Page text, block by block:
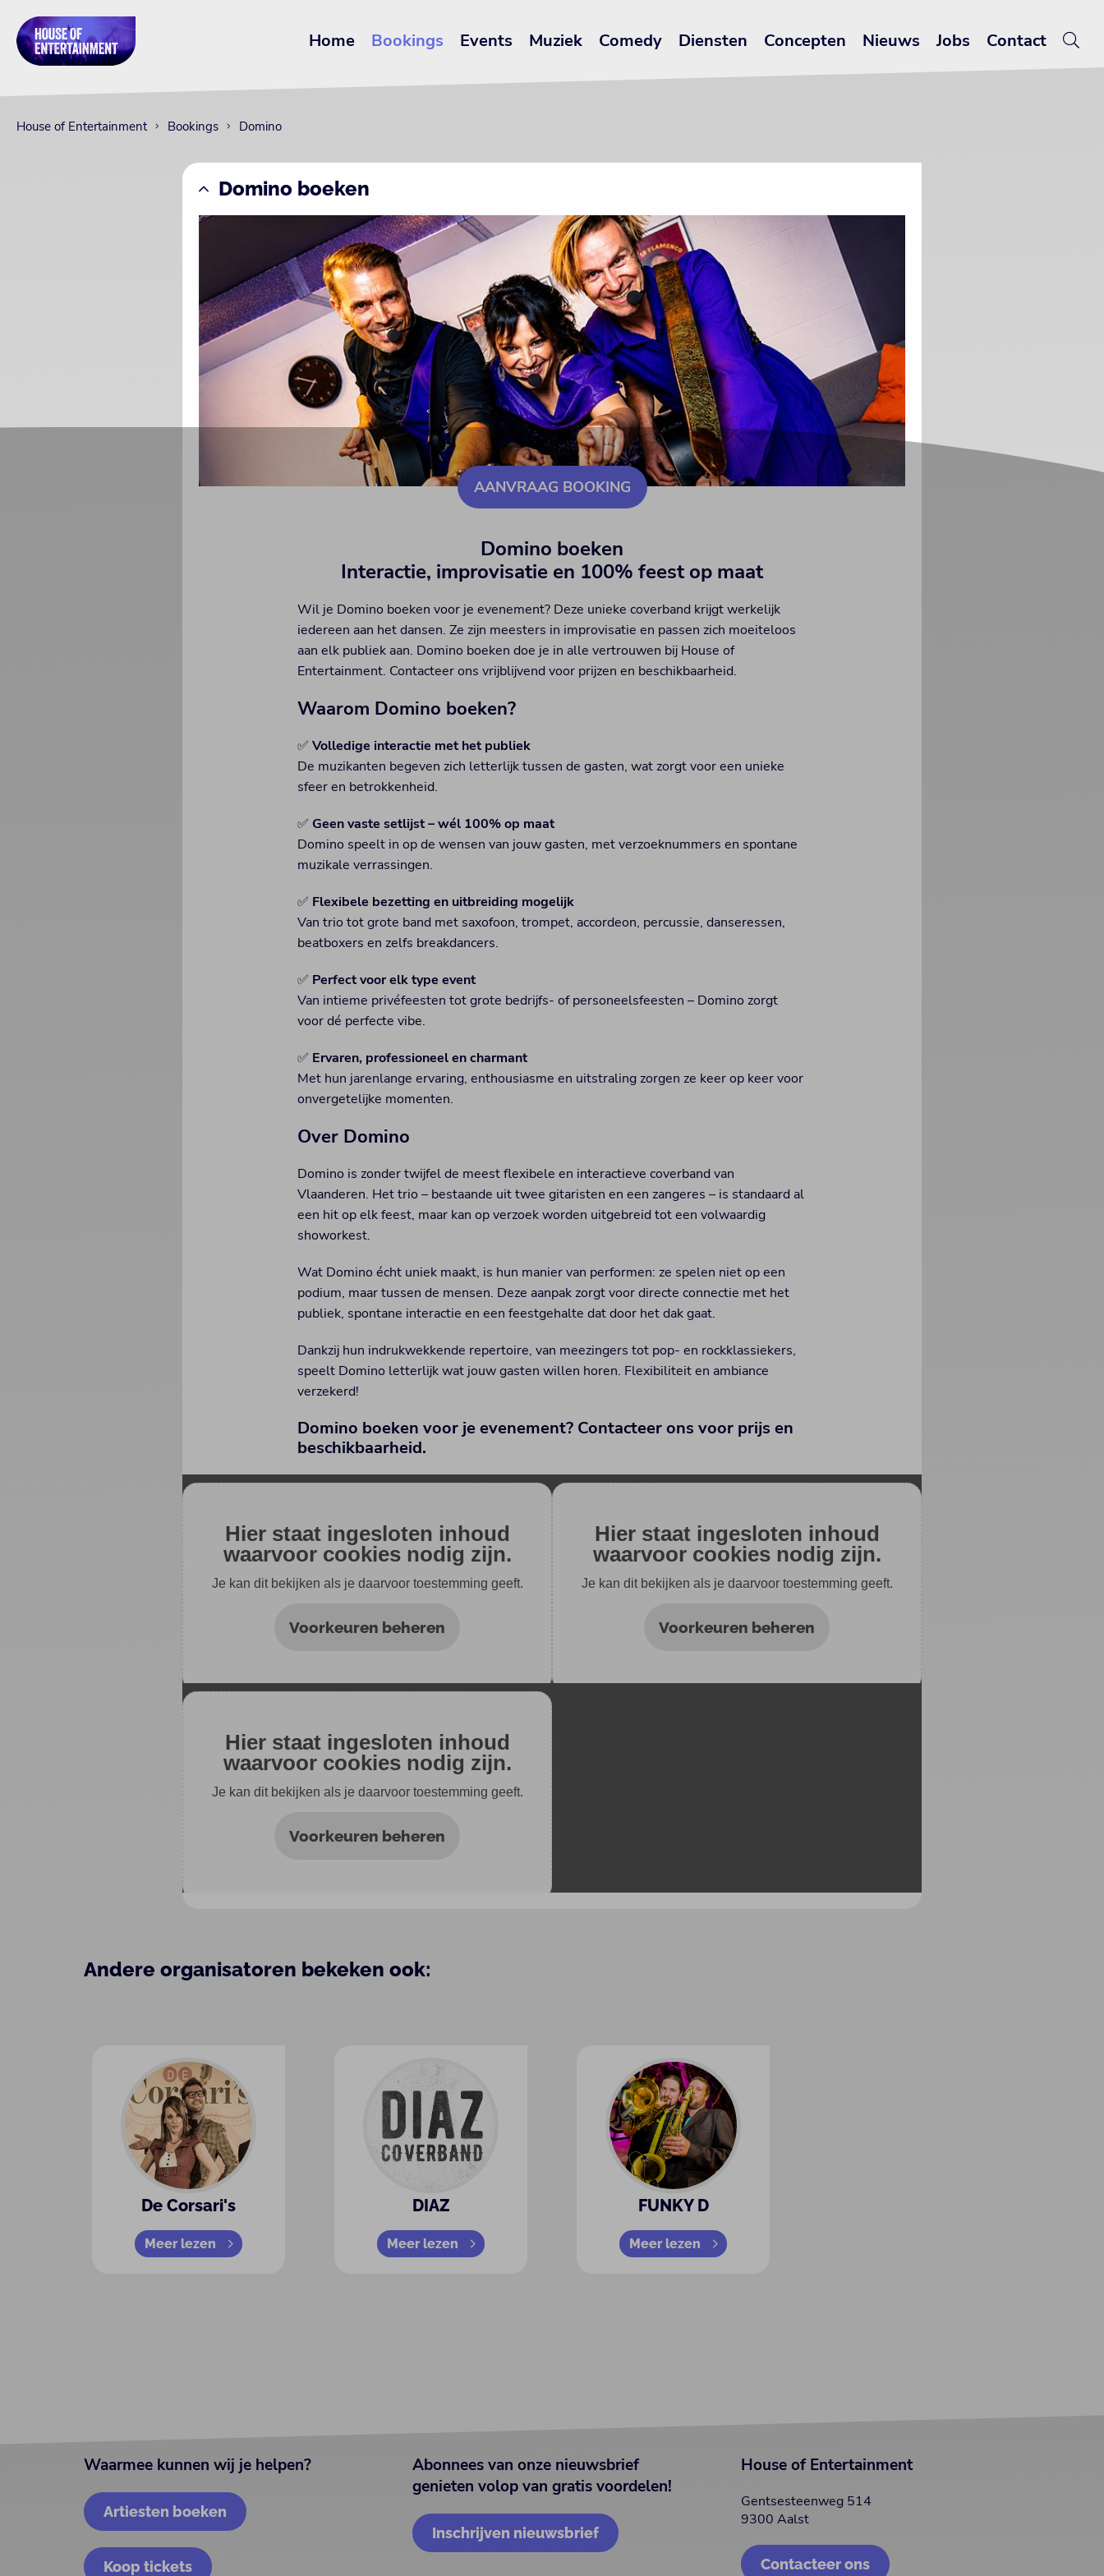
Home Bookings Events Muziek Comedy Diensten Concepten Nieuws Jobs Contact
House of Entertainment Bookings Domino
Domino boeken
AANVRAAG BOOKING
Domino boeken
Interactie, improvisatie en 100% feest op maat
Wil je Domino boeken voor je evenement? Deze unieke coverband krijgt werkelijk
iedereen aan het dansen. Ze zijn meesters in improvisatie en passen zich moeiteloos
aan elk publiek aan. Domino boeken doe je in alle vertrouwen bij House of
Entertainment. Contacteer ons vrijblijvend voor prijzen en beschikbaarheid.
Waarom Domino boeken?
✅ Volledige interactie met het publiek
De muzikanten begeven zich letterlijk tussen de gasten, wat zorgt voor een unieke
sfeer en betrokkenheid.
✅ Geen vaste setlijst – wél 100% op maat
Domino speelt in op de wensen van jouw gasten, met verzoeknummers en spontane
muzikale verrassingen.
✅ Flexibele bezetting en uitbreiding mogelijk
Van trio tot grote band met saxofoon, trompet, accordeon, percussie, danseressen,
beatboxers en zelfs breakdancers.
✅ Perfect voor elk type event
Van intieme privéfeesten tot grote bedrijfs- of personeelsfeesten – Domino zorgt
voor dé perfecte vibe.
✅ Ervaren, professioneel en charmant
Met hun jarenlange ervaring, enthousiasme en uitstraling zorgen ze keer op keer voor
onvergetelijke momenten.
Over Domino
Domino is zonder twijfel de meest flexibele en interactieve coverband van
Vlaanderen. Het trio – bestaande uit twee gitaristen en een zangeres – is standaard al
een hit op elk feest, maar kan op verzoek worden uitgebreid tot een volwaardig
showorkest.
Wat Domino écht uniek maakt, is hun manier van performen: ze spelen niet op een
podium, maar tussen de mensen. Deze aanpak zorgt voor directe connectie met het
publiek, spontane interactie en een feestgehalte dat door het dak gaat.
Dankzij hun indrukwekkende repertoire, van meezingers tot pop- en rockklassiekers,
speelt Domino letterlijk wat jouw gasten willen horen. Flexibiliteit en ambiance
verzekerd!
Domino boeken voor je evenement? Contacteer ons voor prijs en
beschikbaarheid.
Hier staat ingesloten inhoud
waarvoor cookies nodig zijn.
Je kan dit bekijken als je daarvoor toestemming geeft.
Voorkeuren beheren
Hier staat ingesloten inhoud
waarvoor cookies nodig zijn.
Je kan dit bekijken als je daarvoor toestemming geeft.
Voorkeuren beheren
Hier staat ingesloten inhoud
waarvoor cookies nodig zijn.
Je kan dit bekijken als je daarvoor toestemming geeft.
Voorkeuren beheren
Andere organisatoren bekeken ook:
De Corsari's
Meer lezen
DIAZ
Meer lezen
FUNKY D
Meer lezen
Waarmee kunnen wij je helpen?
Artiesten boeken
Koop tickets
Abonnees van onze nieuwsbrief
genieten volop van gratis voordelen!
Inschrijven nieuwsbrief
House of Entertainment
Gentsesteenweg 514
9300 Aalst
Contacteer ons